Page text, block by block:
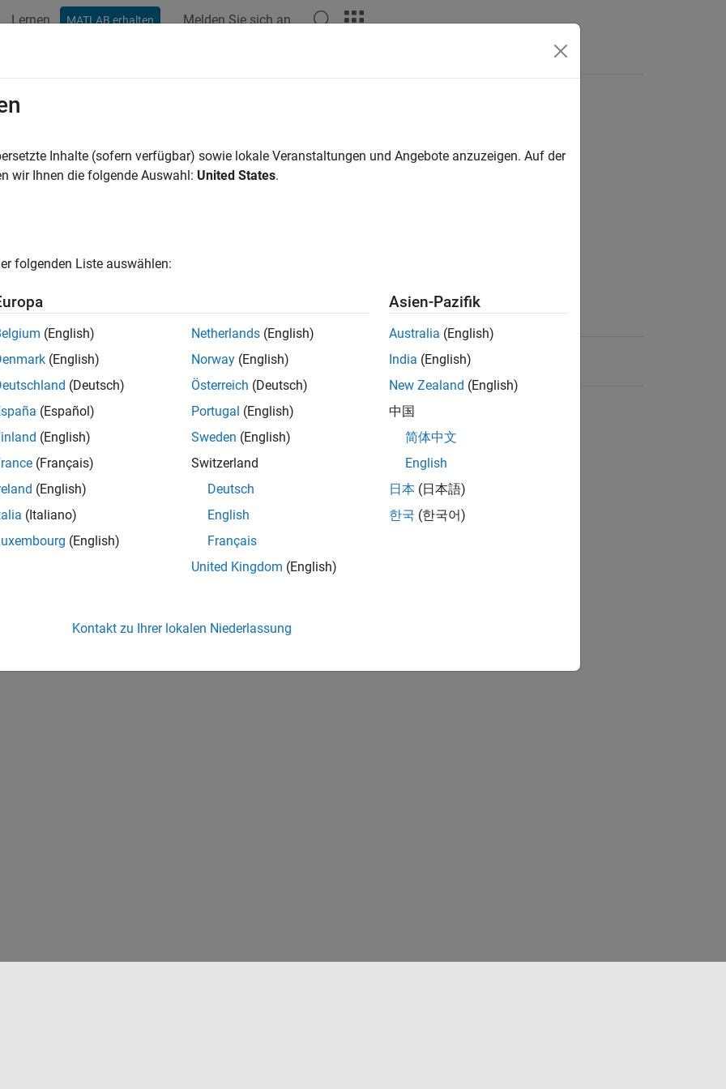
Lernen MATLAB erhalten Melden Sie sich an
class for exceptions
History
Data API Exceptions
Inhalte (sofern verfügbar) sowie lokale Veranstaltungen und Angebote anzuzeigen. Auf der
wir Ihnen die folgende Auswahl: United States.
folgenden Liste auswählen:
(English)
(English)
(Deutsch)
(Español)
(English)
(Français)
(English)
(Italiano)
(English)
Netherlands (English)
Norway (English)
Österreich (Deutsch)
Portugal (English)
Sweden (English)
Switzerland
Deutsch
English
Français
United Kingdom (English)
Asien-Pazifik
Australia (English)
India (English)
New Zealand (English)
中国
简体中文
English
日本 (日本語)
한국 (한국어)
Kontakt zu Ihrer lokalen Niederlassung